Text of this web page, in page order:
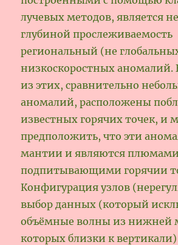
лучевых методов, является
глубиной прослеживаемость
региональный (не
низкоскоростных аномалий.
из этих, сравнительно
аномалий, расположены
известных горячих точек, и
предположить, что эти
мантии и являются
подпитывающими горячии
Конфигурация узлов
выбор данных (который
объёмные волны из нижней
которых близки к